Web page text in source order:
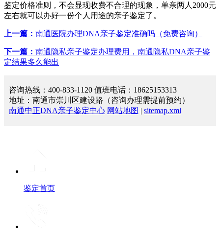
鉴定价格准则，不会显现收费不合理的现象，单亲两人2000元
左右就可以办好一份个人用途的亲子鉴定了。
上一篇： 南通医院办理DNA亲子鉴定准确吗（免费咨询）
下一篇： 南通隐私亲子鉴定办理费用，南通隐私DNA亲子鉴
定结果多久能出
咨询热线：400-833-1120 值班电话：18625153313
地址：南通市崇川区建设路（咨询办理需提前预约）
南通中正DNA亲子鉴定中心 网站地图 | sitemap.xml
鉴定首页